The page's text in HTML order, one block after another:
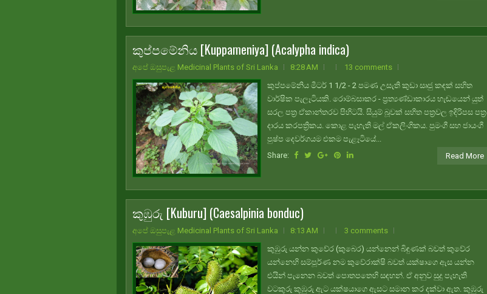
කුප්පමේනිය [Kuppameniya] (Acalypha indica)
අපේ ඔසුපැළ Medicinal Plants of Sri Lanka 8:28 AM
13 comments
කුප්පමේනිය මීටර් 1 1/2 - 2 පමණ උසැති කුඩා සෘජු කඳක් සහිත
වාර්ෂික පැලෑටියකි. රොම්බසාකර - ප්‍රත්‍යණ්ඩාකාරය හැඬයෙන් යුත්
සරල පත්‍ර ඒකාන්තරව පිහිටයි. සියුම් බූවක් සහිත පත්‍රවල ඉදිරිපස පත්‍ර
දාරය කරපත්‍රිකය. කොළ පැහැති මල් ඒකලිංගිකය. පුමංගී සහ ජායංගී
පුෂ්ප දෙවර්ගයම එකම පැළෑටියේ...
Share:
Read More
කුඹුරු [Kuburu] (Caesalpinia bonduc)
අපේ ඔසුපැළ Medicinal Plants of Sri Lanka 8:13 AM
3 comments
කුඹුරු යන්න කුවේර (කුබෙර) යන්නෙන් බිඳුණක් බවත් කුවේර
යන්නෙහි සම්පූර්ණ නම කුවේරාක්ෂි බවත් යක්ෂාගෙ ඇස යන්න
එයින් පැනෙන බවත් පොතපතෙහි සඳහන්. ඒ අනුව සුදු පැහැති
වටකුරු කුඹුරු ඇට යක්ෂයාගෙ ඇසට සමාන කර දක්වා ඇත. කුඹුරු